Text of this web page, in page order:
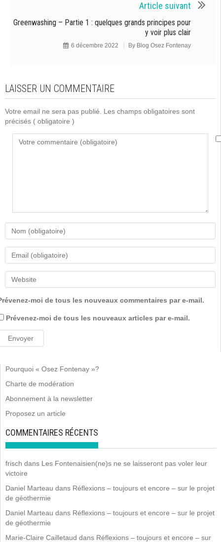
Article suivant
Greenwashing – Partie 1 : quelques grands principes pour
y voir plus clair
6 décembre 2022 By Blog Osez Fontenay
LAISSER UN COMMENTAIRE
Votre email ne sera pas publié. Les champs obligatoires sont
précisés ( obligatoire )
moi de tous les nouveaux commentaires par e-mail.
Prévenez-moi de tous les nouveaux articles par e-mail.
Pourquoi « Osez Fontenay »?
Charte de modération
Abonnement à la newsletter
Proposez un article
COMMENTAIRES RÉCENTS
frisch dans Les Fontenaisien(ne)s ne se laisseront pas voler leur
victoire
Daniel Marteau dans Réflexions – toujours et encore – sur le projet
de géothermie
Daniel Marteau dans Réflexions – toujours et encore – sur le projet
de géothermie
Marie-Claire Cailletaud dans Réflexions – toujours et encore – sur